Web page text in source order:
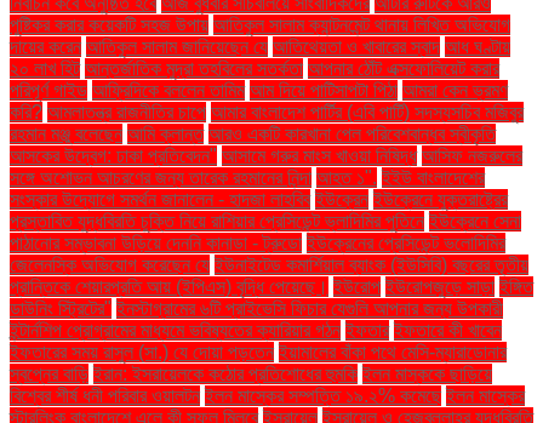
পুষ্টিকর করার কয়েকটি সহজ উপায় আতিকুল সালাম ক্যান্টনমেন্ট থানায় লিখিত অভিযোগ
দায়ের করেন আতিকুল সালাম জানিয়েছেন যে আতিথেয়তা ও খাবারের স্বাদ আধ ঘণ্টায়
২০ লাখ হিট আন্তর্জাতিক মুদ্রা তহবিলের সতর্কতা আপনার ঠোঁট এক্সফোলিয়েট করার
পরিপূর্ণ গাইড আফ্রিদিকে বললেন তামিম আম দিয়ে পাটিসাপটা পিঠা আমরা কেন ভ্রমণ
করি? আমলাতন্ত্র রাজনীতির চাপে আমার বাংলাদেশ পার্টির (এবি পার্টি) সদস্যসচিব মজিবুর
রহমান মঞ্জু বলেছেন আমি ক্লান্ত আরও একটি কারখানা পেল পরিবেশবান্ধব স্বীকৃতি
আসকের উদ্বেগ: ঢাকা প্রতিবেদন" আসামে গরুর মাংস খাওয়া নিষিদ্ধ আসিফ নজরুলের
সঙ্গে অশোভন আচরণের জন্য তারেক রহমানের নিন্দা আহত ১". ইইউ বাংলাদেশের
সংস্কার উদ্যোগে সমর্থন জানালেন - হাদজা লাহবিব ইউক্রেন ইউক্রেনে যুক্তরাষ্ট্রের
প্রস্তাবিত যুদ্ধবিরতি চুক্তি নিয়ে রাশিয়ার প্রেসিডেন্ট ভ্লাদিমির পুতিনে ইউক্রেনে সেনা
পাঠানোর সম্ভাবনা উড়িয়ে দেননি কানাডা - ট্রুডো ইউক্রেনের প্রেসিডেন্ট ভলোদিমির
জেলেনস্কি অভিযোগ করেছেন যে ইউনাইটেড কমার্শিয়াল ব্যাংক (ইউসিবি) বছরের তৃতীয়
প্রান্তিকে শেয়ারপ্রতি আয় (ইপিএস) বৃদ্ধি পেয়েছে। ইউরোপ ইউরোপজুড়ে সাড়া ইঙ্গিত
ডাউনিং স্ট্রিটের" ইনস্টাগ্রামের ৬টি প্রাইভেসি ফিচার যেগুলি আপনার জন্য উপকারী
ইন্টার্নশিপ প্রোগ্রামের মাধ্যমে ভবিষ্যতের ক্যারিয়ার গঠন ইফতার ইফতারে কী খাবেন
ইফতারের সময় রাসুল (সা.) যে দোয়া পড়তেন ইয়ামালের বাঁকা পথে মেসি-ম্যারাডোনার
স্বপ্নের বাড়ি ইরান: ইসরায়েলকে কঠোর প্রতিশোধের হুমকি ইলন মাস্ককে ছাড়িয়ে
বিশ্বের শীর্ষ ধনী পরিবার ওয়ালটন ইলন মাস্কের সম্পত্তি ১৯.২% কমেছে ইলন মাস্কের
স্টারলিংক বাংলাদেশে এলে কী সুফল মিলবে ইসরায়েল ইসরায়েল ও হেজবুল্লাহর যুদ্ধবিরতি